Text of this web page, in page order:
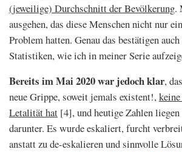
(jeweilige) Durchschnitt der Bevölkerung.
ausgehen, das diese Menschen nicht nur
Problem hatten. Genau das bestätigen
Statistiken, wie ich in meiner Serie
Bereits im Mai 2020 war jedoch klar,
neue Grippe, soweit jemals existent!,
Letalität hat [4], und heutige Zahlen
darunter. Es wurde eskaliert, furcht
anstatt zu de-eskalieren und sinnvolle